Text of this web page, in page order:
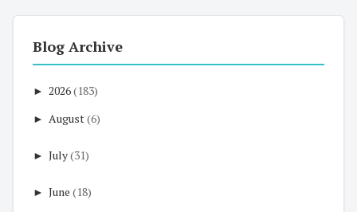
Blog Archive
► 2026(183)
► August(6)
► July(31)
► June (18)